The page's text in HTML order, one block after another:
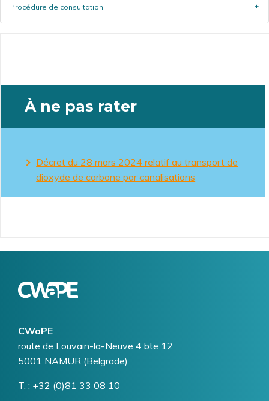
Procédure de consultation
À ne pas rater
Décret du 28 mars 2024 relatif au transport de
dioxyde de carbone par canalisations
CWaPE
Addresse
route de Louvain-la-Neuve 4 bte 12
5001 NAMUR (Belgrade)
T. Téléphone
+32 (0)81 33 08 10